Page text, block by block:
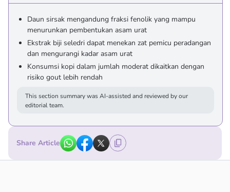
Daun sirsak mengandung fraksi fenolik yang mampu
menurunkan pembentukan asam urat
Ekstrak biji seledri dapat menekan zat pemicu peradangan
dan mengurangi kadar asam urat
Konsumsi kopi dalam jumlah moderat dikaitkan dengan
risiko gout lebih rendah
This section summary was AI-assisted and reviewed by our
editorial team.
Share Article